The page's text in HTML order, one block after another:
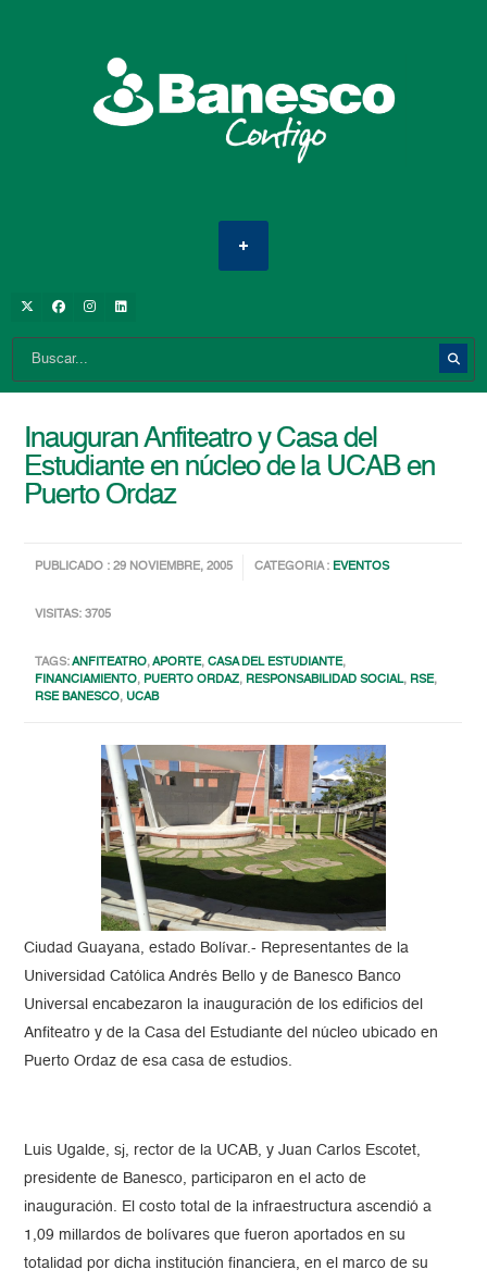
Inauguran Anfiteatro y Casa del
Estudiante en núcleo de la UCAB en
Puerto Ordaz
PUBLICADO : 29 NOVIEMBRE, 2005 CATEGORIA : EVENTOS
VISITAS: 3705
TAGS:ANFITEATRO,APORTE,CASA DEL ESTUDIANTE,
FINANCIAMIENTO, PUERTO ORDAZ, RESPONSABILIDAD SOCIAL, RSE,
RSE BANESCO,UCAB
Ciudad Guayana, estado Bolívar.- Representantes de la
Universidad Católica Andrés Bello y de Banesco Banco
Universal encabezaron la inauguración de los edificios del
Anfiteatro y de la Casa del Estudiante del núcleo ubicado en
Puerto Ordaz de esa casa de estudios.
Luis Ugalde, sj, rector de la UCAB, y Juan Carlos Escotet,
presidente de Banesco, participaron en el acto de
inauguración. El costo total de la infraestructura ascendió a
1,09 millardos de bolívares que fueron aportados en su
totalidad por dicha institución financiera, en el marco de su